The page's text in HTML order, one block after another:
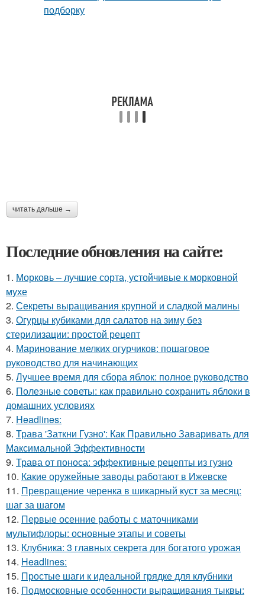
читать дальше →
Последние обновления на сайте:
1. Морковь – лучшие сорта, устойчивые к морковной
мухе
2. Секреты выращивания крупной и сладкой малины
3. Огурцы кубиками для салатов на зиму без
стерилизации: простой рецепт
4. Маринование мелких огурчиков: пошаговое
руководство для начинающих
5. Лучшее время для сбора яблок: полное руководство
6. Полезные советы: как правильно сохранить яблоки в
домашних условиях
7. Headlines:
8. Трава 'Заткни Гузно': Как Правильно Заваривать для
Максимальной Эффективности
9. Трава от поноса: эффективные рецепты из гузно
10. Какие оружейные заводы работают в Ижевске
11. Превращение черенка в шикарный куст за месяц:
шаг за шагом
12. Первые осенние работы с маточниками
мультифлоры: основные этапы и советы
13. Клубника: 3 главных секрета для богатого урожая
14. Headlines:
15. Простые шаги к идеальной грядке для клубники
16. Подмосковные особенности выращивания тыквы: